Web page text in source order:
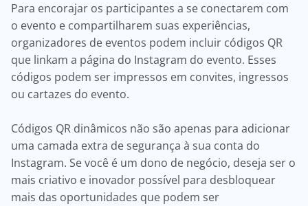
Para encorajar os participantes a se conectarem com
o evento e compartilharem suas experiências,
organizadores de eventos podem incluir códigos QR
que linkam a página do Instagram do evento. Esses
códigos podem ser impressos em convites, ingressos
ou cartazes do evento.
Códigos QR dinâmicos não são apenas para adicionar
uma camada extra de segurança à sua conta do
Instagram. Se você é um dono de negócio, deseja ser o
mais criativo e inovador possível para desbloquear
mais das oportunidades que podem ser